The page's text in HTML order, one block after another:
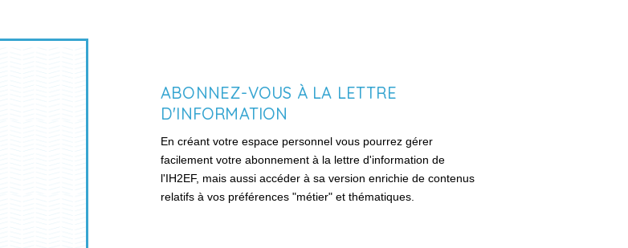
ABONNEZ-VOUS À LA LETTRE
D'INFORMATION
En créant votre espace personnel vous pourrez gérer
facilement votre abonnement à la lettre d'information de
l'IH2EF, mais aussi accéder à sa version enrichie de contenus
relatifs à vos préférences "métier" et thématiques.